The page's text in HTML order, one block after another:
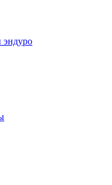
эндуро